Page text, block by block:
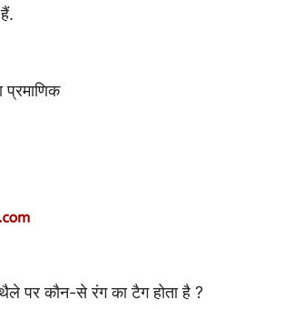
प्रमाणिक
पर कौन-से रंग का टैग होता है ?